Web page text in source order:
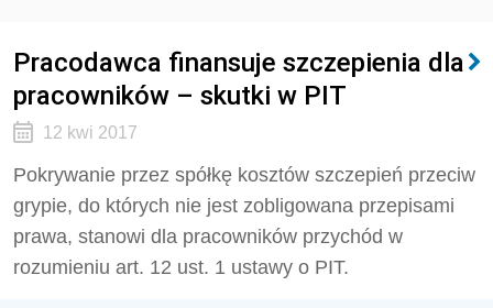
Pracodawca finansuje szczepienia dla
pracowników – skutki w PIT
12 kwi 2017
Pokrywanie przez spółkę kosztów szczepień przeciw
grypie, do których nie jest zobligowana przepisami
prawa, stanowi dla pracowników przychód w
rozumieniu art. 12 ust. 1 ustawy o PIT.